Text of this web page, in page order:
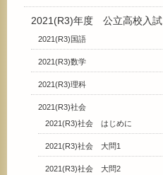
2021(R3)年度 公立高校入試
2021(R3)国語
2021(R3)数学
2021(R3)理科
2021(R3)社会
2021(R3)社会 はじめに
2021(R3)社会 大問1
2021(R3)社会 大問2